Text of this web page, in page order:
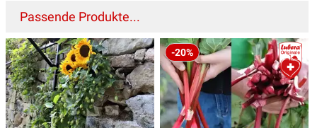
Passende Produkte...
-20%